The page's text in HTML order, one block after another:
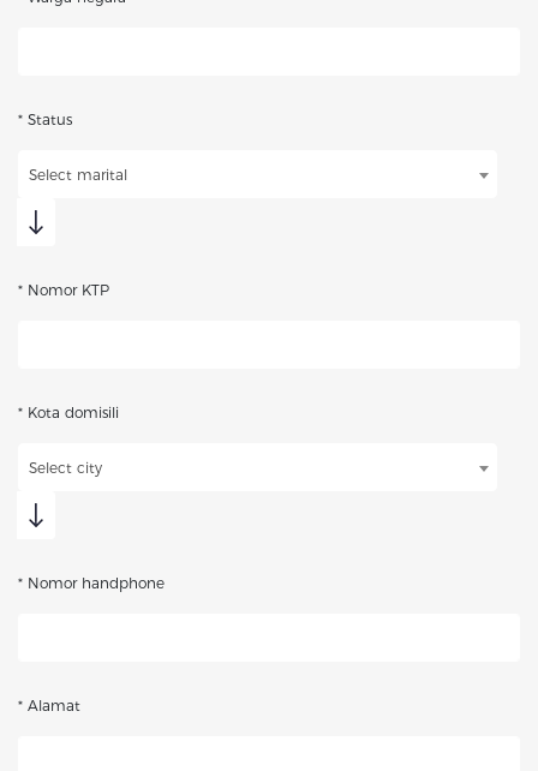
* Status
Select marital
* Nomor KTP
* Kota domisili
Select city
* Nomor handphone
* Alamat